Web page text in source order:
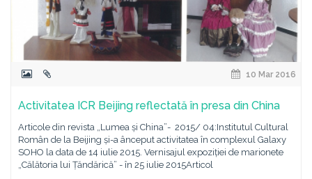
10 Mar 2016
Activitatea ICR Beijing reflectată în presa din China
Articole din revista „Lumea și China”- 2015/ 04:Institutul Cultural
Român de la Beijing și-a ânceput activitatea în complexul Galaxy
SOHO la data de 14 iulie 2015. Vernisajul expoziției de marionete
„Călătoria lui Țăndărică” - în 25 iulie 2015Articol